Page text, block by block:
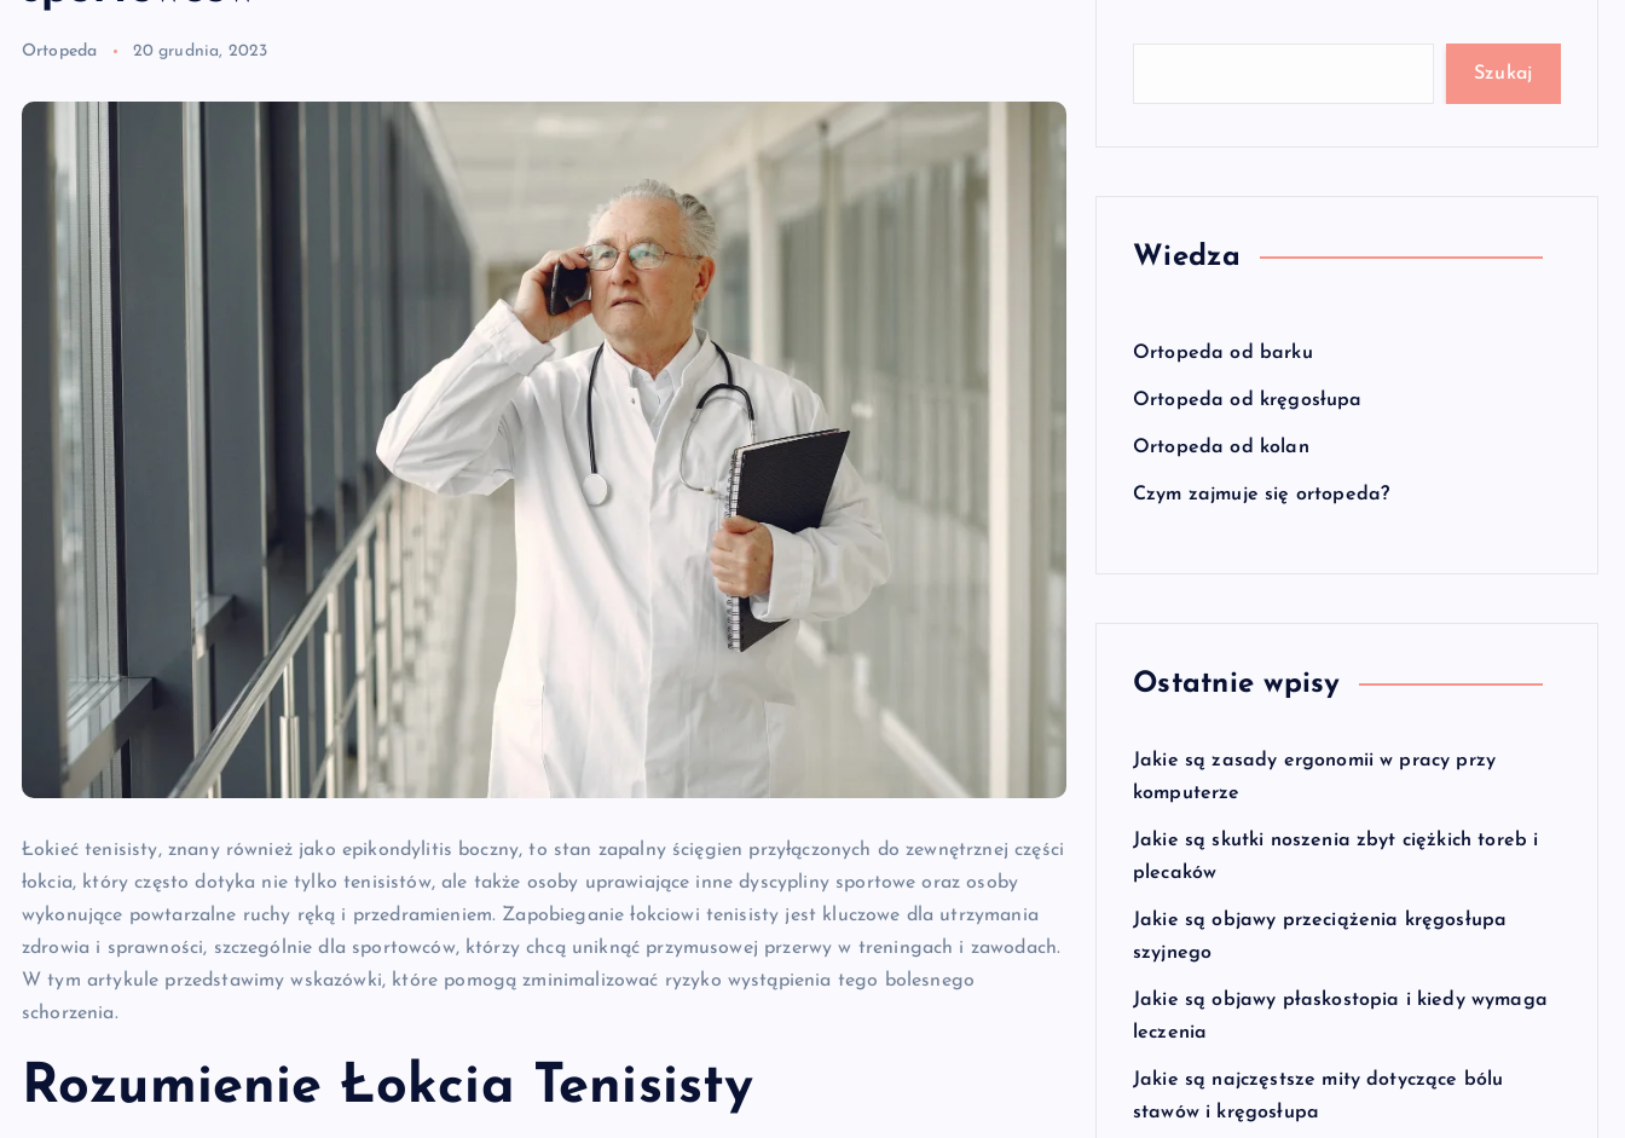
Ortopeda 20 grudnia, 2023
Łokieć tenisisty, znany również jako epikondylitis boczny, to stan zapalny ścięgien przyłączonych do zewnętrznej części
łokcia, który często dotyka nie tylko tenisistów, ale także osoby uprawiające inne dyscypliny sportowe oraz osoby
wykonujące powtarzalne ruchy ręką i przedramieniem. Zapobieganie łokciowi tenisisty jest kluczowe dla utrzymania
zdrowia i sprawności, szczególnie dla sportowców, którzy chcą uniknąć przymusowej przerwy w treningach i zawodach.
W tym artykule przedstawimy wskazówki, które pomogą zminimalizować ryzyko wystąpienia tego bolesnego
schorzenia.
Rozumienie Łokcia Tenisisty
Szukaj
Wiedza
Ortopeda od barku
Ortopeda od kręgosłupa
Ortopeda od kolan
Czym zajmuje się ortopeda?
Ostatnie wpisy
Jakie są zasady ergonomii w pracy przy
komputerze
Jakie są skutki noszenia zbyt ciężkich toreb i
plecaków
Jakie są objawy przeciążenia kręgosłupa
szyjnego
Jakie są objawy płaskostopia i kiedy wymaga
leczenia
Jakie są najczęstsze mity dotyczące bólu
stawów i kręgosłupa